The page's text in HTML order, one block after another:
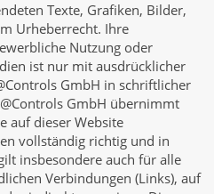
Texte, Grafiken, Bilder,
Urheberrecht. Ihre
Nutzung oder
ist nur mit ausdrücklicher
GmbH in schriftlicher
GmbH übernimmt
auf dieser Website
vollständig richtig und in
insbesondere auch für alle
Verbindungen (Links), auf